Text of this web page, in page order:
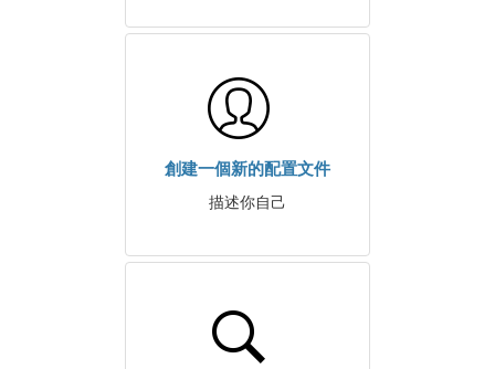
創建一個新的配置文件
描述你自己